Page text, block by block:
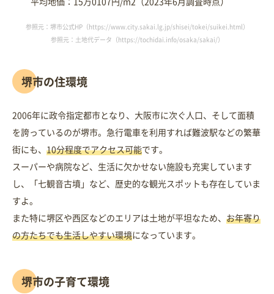
参照元：堺市公式HP（https://www.city.sakai.lg.jp/shisei/tokei/suikei.html）
参照元：土地代データ（https://tochidai.info/osaka/sakai/）
堺市の住環境
2006年に政令指定都市となり、大阪市に次ぐ人口、そして面積
を誇っているのが堺市。急行電車を利用すれば難波駅などの繁華
街にも、 10分程度でアクセス可能です。
スーパーや病院など、生活に欠かせない施設も充実しています
し、「七観音古墳」など、歴史的な観光スポットも存在していま
すよ。
また特に堺区や西区などのエリアは土地が平坦なため、 お年寄り
の方たちでも生活しやすい環境になっています。
堺市の子育て環境